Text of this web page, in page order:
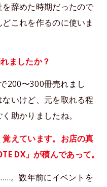
辞めた時期だったので
これを作るのに使いま
したか？
200〜300冊売れまし
いけど、元を取れる程
助かりましたね。
えています。お店の真
DX」が積んであって。
。数年前にイベントを